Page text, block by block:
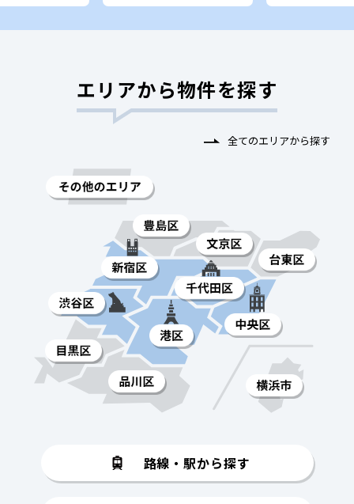
エリアから物件を探す
全てのエリアから探す
路線・駅から探す